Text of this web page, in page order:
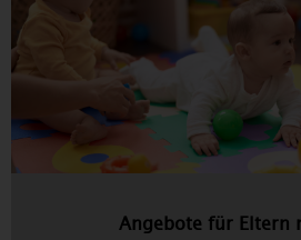
Angebote für Eltern